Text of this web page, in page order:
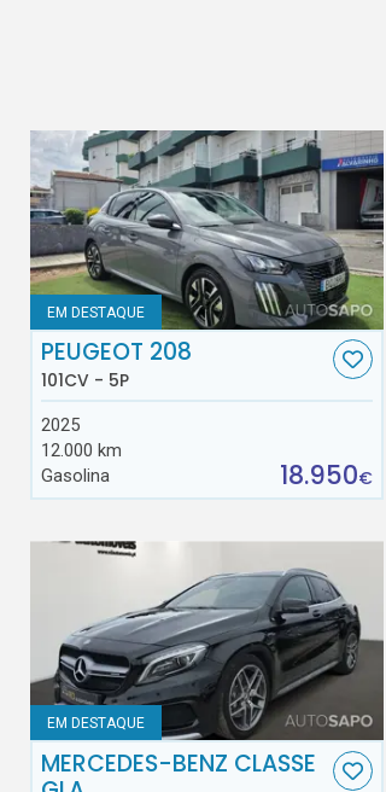
EM DESTAQUE
PEUGEOT 208
101CV - 5P
2025
12.000 km
Gasolina
18.950€
EM DESTAQUE
MERCEDES-BENZ CLASSE